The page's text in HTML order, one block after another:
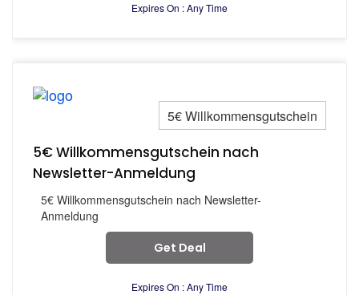
Expires On : Any Time
5€ Willkommensgutschein
5€ Willkommensgutschein nach
Newsletter-Anmeldung
5€ Willkommensgutschein nach Newsletter-
Anmeldung
Get Deal
Expires On : Any Time